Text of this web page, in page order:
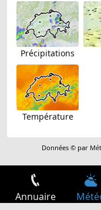
Précipitations
Température
Données © par
Annuaire